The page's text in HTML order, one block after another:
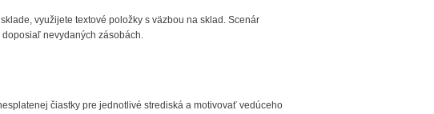
využijete textové položky s väzbou na sklad. Scenár
nevydaných zásobách.
čiastky pre jednotlivé strediská a motivovať vedúceho